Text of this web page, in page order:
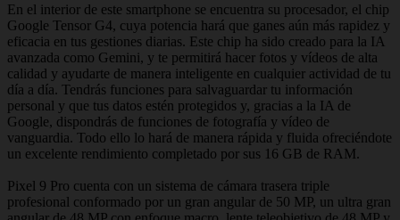
En el interior de este smartphone se encuentra su procesador, el chip
Google Tensor G4, cuya potencia hará que ganes aún más rapidez y
eficacia en tus gestiones diarias. Este chip ha sido creado para la IA
avanzada como Gemini, y te permitirá hacer fotos y vídeos de alta
calidad y ayudarte de manera inteligente en cualquier actividad de tu
día a día. Tendrás funciones para salvaguardar tu información
personal y que tus datos estén protegidos y, gracias a la IA de
Google, dispondrás de funciones de fotografía y vídeo de
vanguardia. Todo ello lo hará de manera rápida y fluida ofreciéndote
un excelente rendimiento completado por sus 16 GB de RAM.
Pixel 9 Pro cuenta con un sistema de cámara trasera triple
profesional conformado por un gran angular de 50 MP, un ultra gran